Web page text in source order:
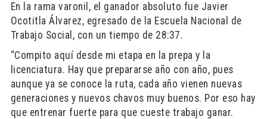
En la rama varonil, el ganador absoluto fue Javier
Ocotitla Álvarez, egresado de la Escuela Nacional de
Trabajo Social, con un tiempo de 28:37.
“Compito aquí desde mi etapa en la prepa y la
licenciatura. Hay que prepararse año con año, pues
aunque ya se conoce la ruta, cada año vienen nuevas
generaciones y nuevos chavos muy buenos. Por eso hay
que entrenar fuerte para que cueste trabajo ganar.